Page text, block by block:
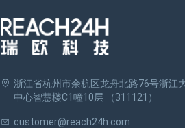
浙江省杭州市余杭区龙舟北路76号浙江
中心智慧楼C1幢10层 （311121）
customer@reach24h.com